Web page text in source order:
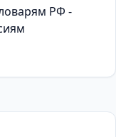
РФ -